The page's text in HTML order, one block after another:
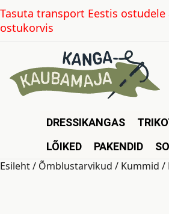
Tasuta transport Eestis
ostukorvis
DRESSIKANGAS
LÕIKED
PAKENDID
Esileht/ Õmblustarvikud / Kummid /